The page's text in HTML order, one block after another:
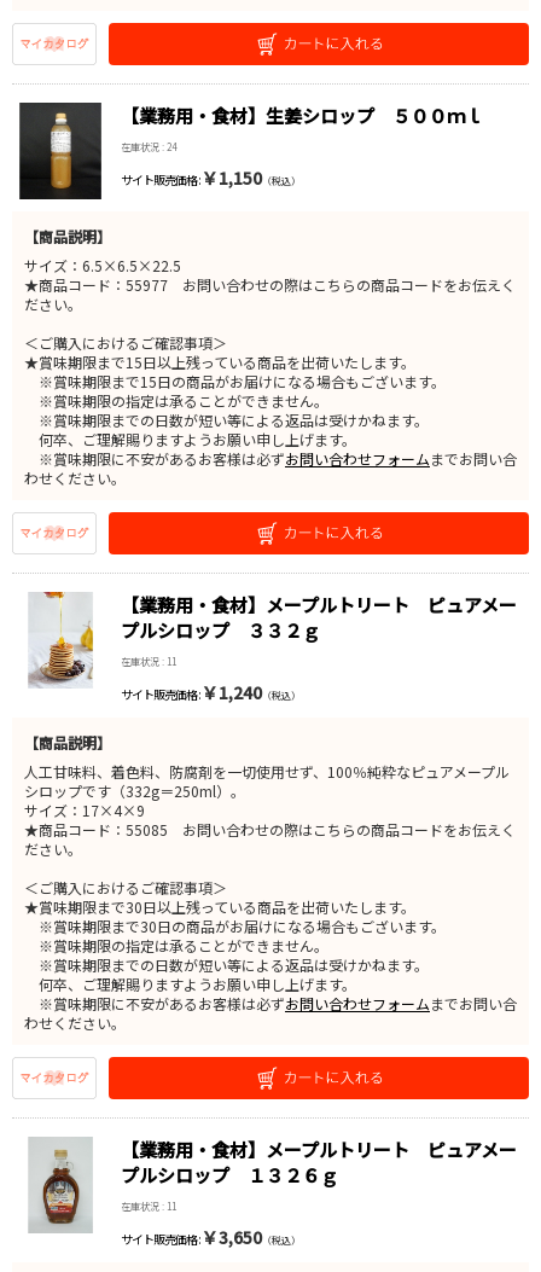
【業務用・食材】生姜シロップ ５００ｍｌ
在庫状況 : 24
サイト販売価格 : ￥1,150（税込）
【商品説明】
サイズ：6.5×6.5×22.5
★商品コード：55977 お問い合わせの際はこちらの商品コードをお伝えく
ださい。
＜ご購入におけるご確認事項＞
★賞味期限まで15日以上残っている商品を出荷いたします。
※賞味期限まで15日の商品がお届けになる場合もございます。
※賞味期限の指定は承ることができません。
※賞味期限までの日数が短い等による返品は受けかねます。
何卒、ご理解賜りますようお願い申し上げます。
※賞味期限に不安があるお客様は必ずお問い合わせフォームまでお問い合
わせください。
【業務用・食材】メープルトリート ピュアメー
プルシロップ ３３２ｇ
在庫状況 : 11
サイト販売価格 : ￥1,240（税込）
【商品説明】
人工甘味料、着色料、防腐剤を一切使用せず、100％純粋なピュアメープル
シロップです（332g＝250ml）。
サイズ：17×4×9
★商品コード：55085 お問い合わせの際はこちらの商品コードをお伝えく
ださい。
＜ご購入におけるご確認事項＞
★賞味期限まで30日以上残っている商品を出荷いたします。
※賞味期限まで30日の商品がお届けになる場合もございます。
※賞味期限の指定は承ることができません。
※賞味期限までの日数が短い等による返品は受けかねます。
何卒、ご理解賜りますようお願い申し上げます。
※賞味期限に不安があるお客様は必ずお問い合わせフォームまでお問い合
わせください。
【業務用・食材】メープルトリート ピュアメー
プルシロップ １３２６ｇ
在庫状況 : 11
サイト販売価格 : ￥3,650（税込）